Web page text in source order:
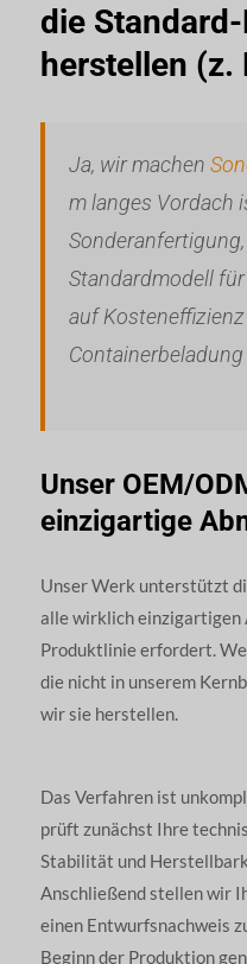
die
herstellen (z.
Ja, wir machen
m langes Vordach
Standardmodell
auf
Unser OEM/
einzigartige
Unser Werk unterstützt
alle wirklich einzigartigen
Produktlinie erfordert.
die nicht in unserem
wir sie herstellen.
Das Verfahren ist
prüft zunächst Ihre
Stabilität und
Anschließend stellen wir
einen Entwurfsnachweis
Beginn der Produktion